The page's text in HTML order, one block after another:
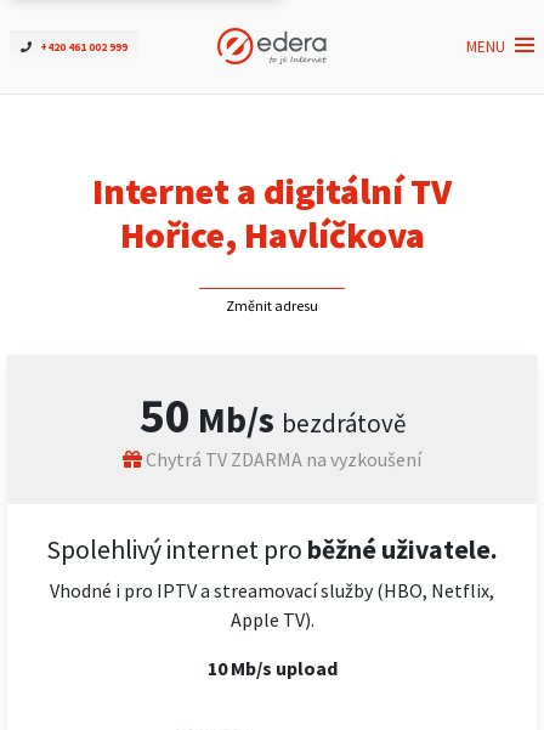
+420 461 002 999 MENU
Ověřit dostupnost
ČEZNET TV
Kontakt
Internet a digitální TV
Hořice, Havlíčkova
Změnit adresu
50 Mb/s bezdrátově
Chytrá TV ZDARMA na vyzkoušení
Spolehlivý internet pro běžné uživatele.
Vhodné i pro IPTV a streamovací služby (HBO, Netflix,
Apple TV).
10 Mb/s upload